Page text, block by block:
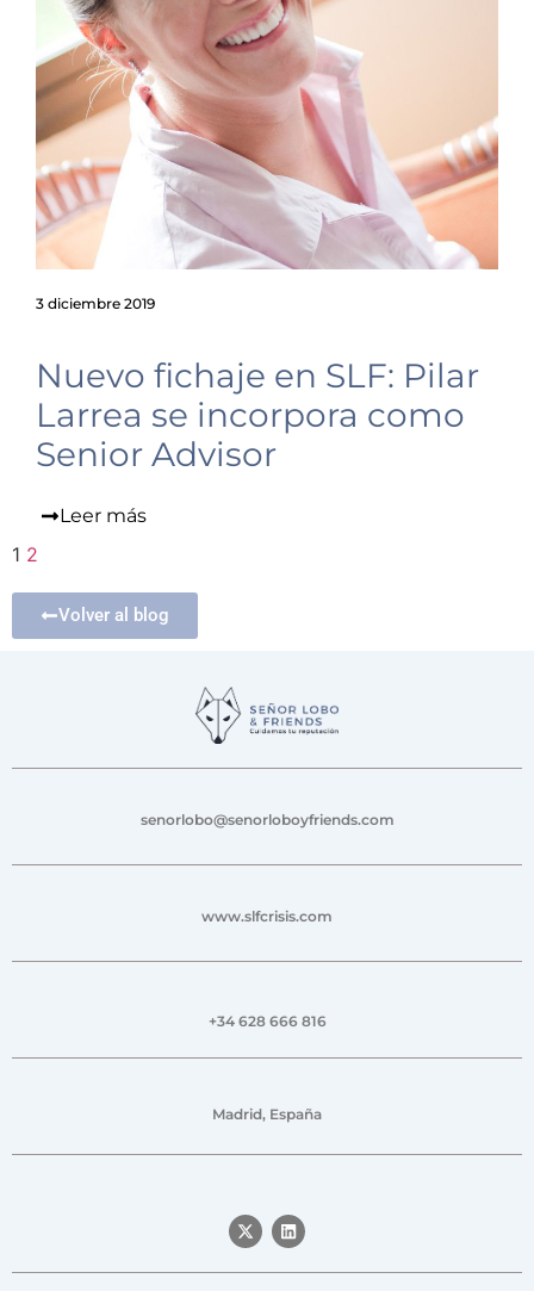
3 diciembre 2019
Nuevo fichaje en SLF: Pilar
Larrea se incorpora como
Senior Advisor
Leer más
1 2
Volver al blog
senorlobo@senorloboyfriends.com
www.slfcrisis.com
+34 628 666 816
Madrid, España